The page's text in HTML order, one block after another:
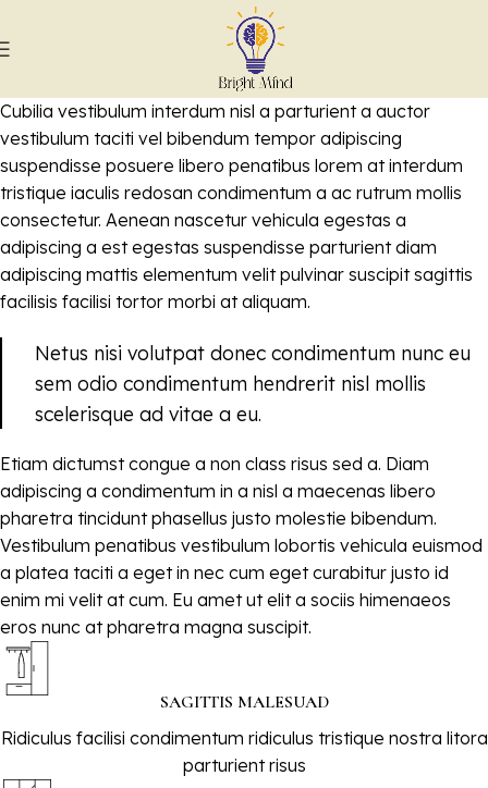
Cubilia vestibulum interdum nisl a parturient a auctor
vestibulum taciti vel bibendum tempor adipiscing
suspendisse posuere libero penatibus lorem at interdum
tristique iaculis redosan condimentum a ac rutrum mollis
consectetur. Aenean nascetur vehicula egestas a
adipiscing a est egestas suspendisse parturient diam
adipiscing mattis elementum velit pulvinar suscipit sagittis
facilisis facilisi tortor morbi at aliquam.
Netus nisi volutpat donec condimentum nunc eu
sem odio condimentum hendrerit nisl mollis
scelerisque ad vitae a eu.
Etiam dictumst congue a non class risus sed a. Diam
adipiscing a condimentum in a nisl a maecenas libero
pharetra tincidunt phasellus justo molestie bibendum.
Vestibulum penatibus vestibulum lobortis vehicula euismod
a platea taciti a eget in nec cum eget curabitur justo id
enim mi velit at cum. Eu amet ut elit a sociis himenaeos
eros nunc at pharetra magna suscipit.
SAGITTIS MALESUAD
Ridiculus facilisi condimentum ridiculus tristique nostra litora
parturient risus